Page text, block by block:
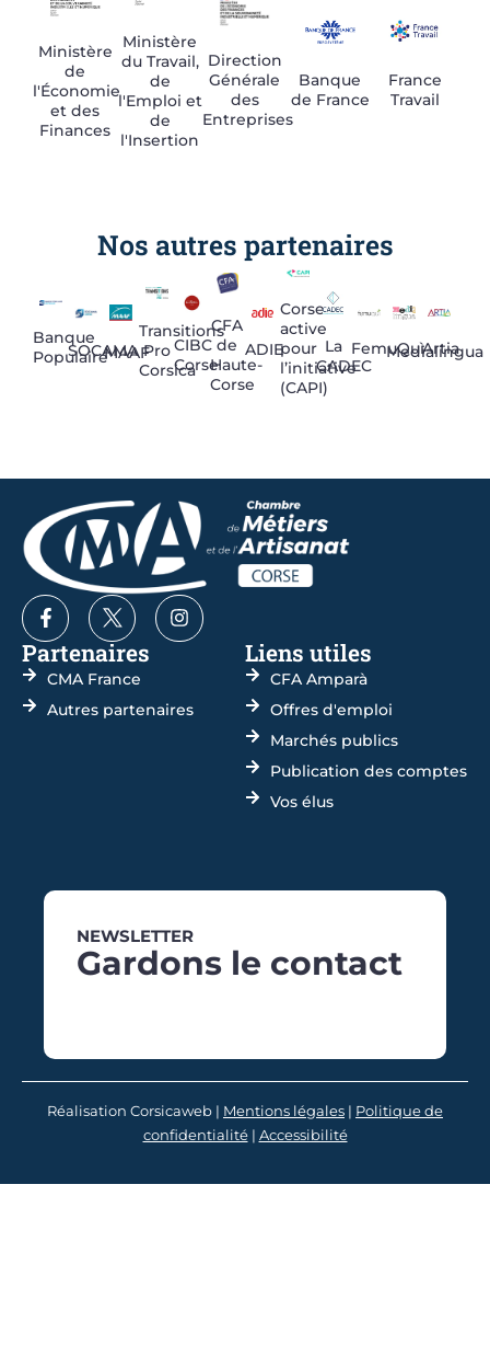
Ministère
de
l'Économie
et des
Finances
Ministère
du Travail,
de
l'Emploi et
de
l'Insertion
Direction
Générale
des
Entreprises
Banque
de France
France
Travail
Nos autres partenaires
Banque
Populaire
SOCAMA
MAAF
Transitions
Pro
Corsica
CIBC
Corse
CFA
de
Haute-
Corse
ADIE
Corse
active
pour
l’initiative
(CAPI)
La
CADEC
FemuQuìMedialingua
Artia
Partenaires
CMA France
Autres partenaires
Liens utiles
CFA Amparà
Offres d'emploi
Marchés publics
Publication des comptes
Vos élus
NEWSLETTER
Gardons le contact
Réalisation Corsicaweb | Mentions légales | Politique de
confidentialité| Accessibilité